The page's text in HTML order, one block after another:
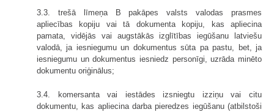
3.3. trešā līmeņa B pakāpes valsts valodas prasmes
apliecības kopiju vai tā dokumenta kopiju, kas apliecina
pamata, vidējās vai augstākās izglītības iegūšanu latviešu
valodā, ja iesniegumu un dokumentus sūta pa pastu, bet, ja
iesniegumu un dokumentus iesniedz personīgi, uzrāda minēto
dokumentu oriģinālus;
3.4. komersanta vai iestādes izsniegtu izziņu vai citu
dokumentu, kas apliecina darba pieredzes iegūšanu (atbilstoši